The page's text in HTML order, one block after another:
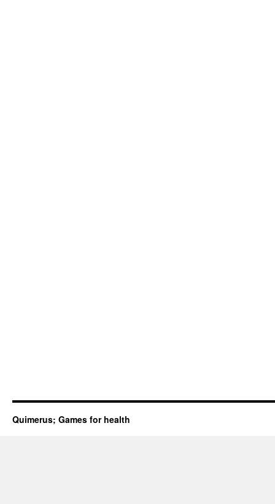
Quimerus; Games for health